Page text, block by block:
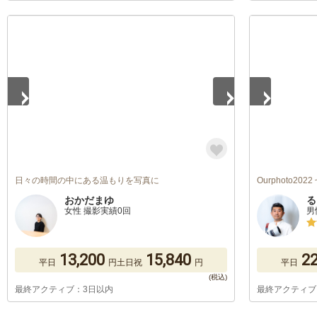
日々の時間の中にある温もりを写真に
おかだまゆ
女性 撮影実績0回
平日 13,200 円土日祝 15,840 円
最終アクティブ：3日以内
Ourphoto2022
平日
最終アクティ